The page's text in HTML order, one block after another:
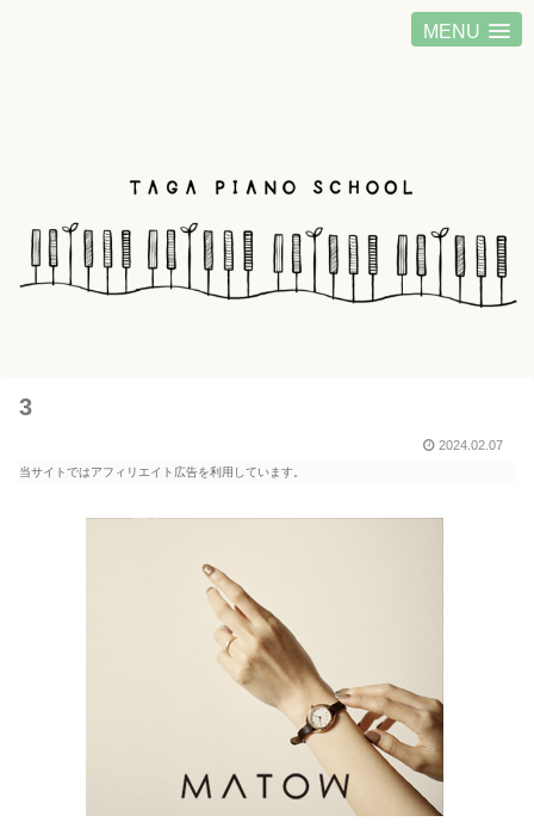
MENU
3
2024.02.07
当サイトではアフィリエイト広告を利用しています。